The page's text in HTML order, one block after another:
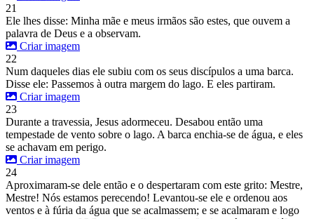
21
Ele lhes disse: Minha mãe e meus irmãos são estes, que ouvem a
palavra de Deus e a observam.
Criar imagem
22
Num daqueles dias ele subiu com os seus discípulos a uma barca.
Disse ele: Passemos à outra margem do lago. E eles partiram.
Criar imagem
23
Durante a travessia, Jesus adormeceu. Desabou então uma
tempestade de vento sobre o lago. A barca enchia-se de água, e eles
se achavam em perigo.
Criar imagem
24
Aproximaram-se dele então e o despertaram com este grito: Mestre,
Mestre! Nós estamos perecendo! Levantou-se ele e ordenou aos
ventos e à fúria da água que se acalmassem; e se acalmaram e logo